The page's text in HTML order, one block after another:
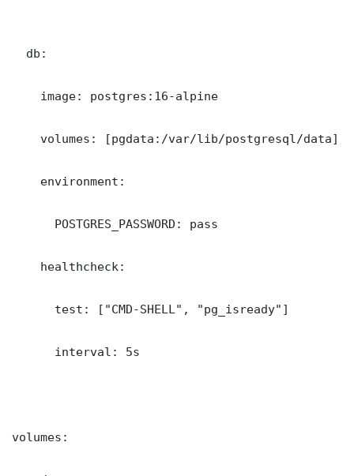
  db:
    image: postgres:16-alpine
    volumes: [pgdata:/var/lib/postgresql/data]
    environment:
      POSTGRES_PASSWORD: pass
    healthcheck:
      test: ["CMD-SHELL", "pg_isready"]
      interval: 5s
volumes: